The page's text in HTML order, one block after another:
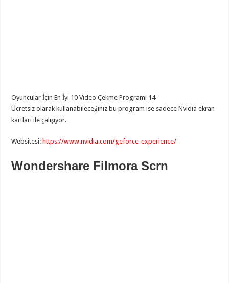
Oyuncular İçin En İyi 10 Video Çekme Programı 14
Ücretsiz olarak kullanabileceğiniz bu program ise sadece Nvidia ekran
kartları ile çalışıyor.
Websitesi:https://www.nvidia.com/geforce-experience/
Wondershare Filmora Scrn